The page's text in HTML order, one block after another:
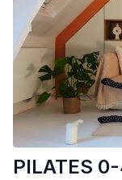
PILATES